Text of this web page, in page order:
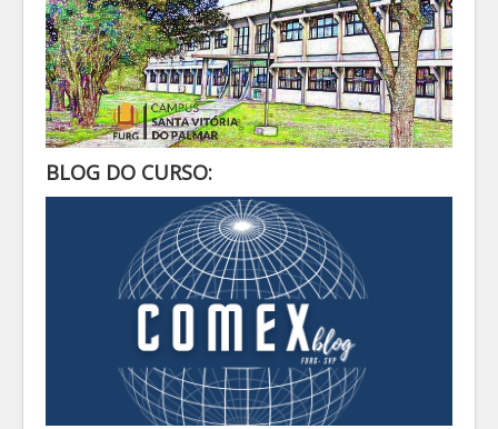
BLOG DO CURSO: